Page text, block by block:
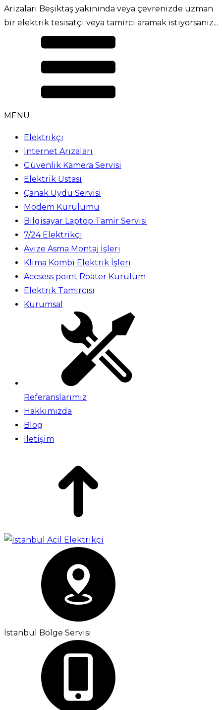
Arızaları Beşiktaş yakınında veya çevrenizde uzman
bir elektrik tesisatçı veya tamirci aramak istiyorsanız...
MENÜ
Elektrikçi
İnternet Arızaları
Güvenlik Kamera Servisi
Elektrik Ustası
Çanak Uydu Servisi
Modem Kurulumu
Bilgisayar Laptop Tamir Servisi
7/24 Elektrikçi
Avize Asma Montaj İşleri
Klima Kombi Elektrik İşleri
Accsess point Roater Kurulum
Elektrik Tamircisi
Kurumsal
Referanslarımız
Hakkımızda
Blog
İletişim
İstanbul Bölge Servisi